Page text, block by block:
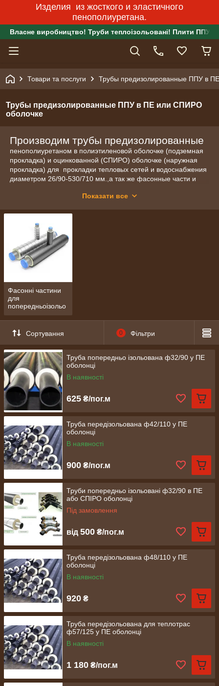
Изделия из жосткого и эластичного
пенополиуретана.
Власне виробництво! Труби теплоізольовані! Плити ППУ!
Товари та послуги Трубы предизолированные ППУ в
Трубы предизолированные ППУ в ПЕ или СПИРО
оболочке
Производим трубы предизолированные
пенополиуретаном в полиэтиленовой оболочке (подземная
прокладка) и оцинкованной (СПИРО) оболочке (наружная
прокладка) для прокладки тепловых сетей и водоснабжения
диаметром 26/90-530/710 мм.,а так же фасонные части и
компенсаторы, комплекты изоляции, опоры и т.д.).
Показати все
Фасонні частини
для
попередньоізольо
Сортування 0 Фільтри
Труба попередньо ізольована ф32/90 у ПЕ
оболонці
В наявності
625 ₴/пог.м
Труба передізольована ф42/110 у ПЕ
оболонці
В наявності
900 ₴/пог.м
Труби попередньо ізольовані ф32/90 в ПЕ
або СПІРО оболонці
Під замовлення
від 500 ₴/пог.м
Труба передізольована ф48/110 у ПЕ
оболонці
В наявності
920 ₴
Труба передізольована для теплотрас
ф57/125 у ПЕ оболонці
В наявності
1 180 ₴/пог.м